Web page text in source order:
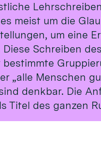
meist um die
um eine
Schreiben
bestimmte
„alle Menschen
denkbar. Die
Titel des ganzen